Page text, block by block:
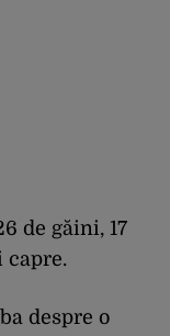
de găini, 17
capre.
despre o